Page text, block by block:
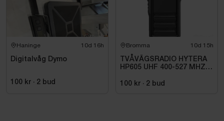
Haninge 10d 16h
Digitalvåg Dymo
100 kr · 2 bud
Bromma 10d 15h
TVÅVÄGSRADIO HYTERA
HP605 UHF 400-527 MHZ
100 kr · 2 bud